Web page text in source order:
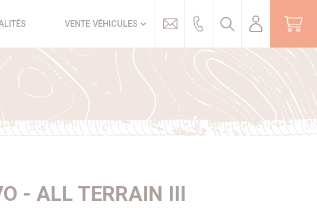
VENTE VÉHICULES
- ALL TERRAIN III